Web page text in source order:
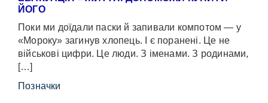
ЙОГО
Поки ми доїдали паски й запивали компотом — у
«Мороку» загинув хлопець. І є поранені. Це не
військові цифри. Це люди. З іменами. З родинами,
[…]
Позначки